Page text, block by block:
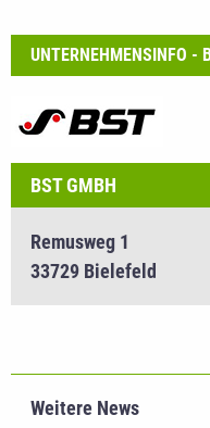
UNTERNEHMENSINFO -
BST GMBH
Remusweg 1
33729 Bielefeld
Weitere News